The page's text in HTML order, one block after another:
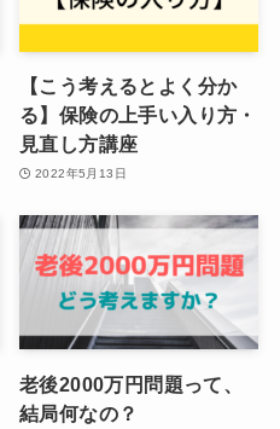
【こう考えるとよく分か
る】保険の上手い入り方・
見直し方講座
2022年5月13日
老後2000万円問題って、
結局何なの？